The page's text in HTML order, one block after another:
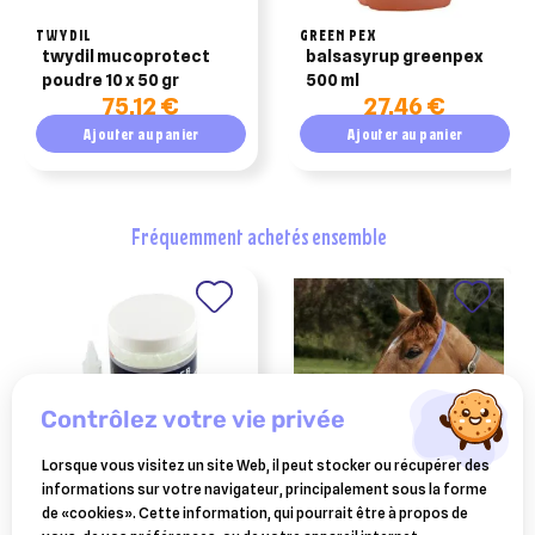
TWYDIL
twydil mucoprotect
poudre 10 x 50 gr
75,12 €
Ajouter au panier
GREEN PEX
balsasyrup greenpex
500 ml
27,46 €
Ajouter au panier
fréquemment achetés ensemble
GREEN PEX
balsaneb aerosol unidose
GREEN PEX
top-mask pour nébulisateur
contrôlez votre vie privée
Lorsque vous visitez un site Web, il peut stocker ou récupérer des
informations sur votre navigateur, principalement sous la forme
de «cookies». Cette information, qui pourrait être à propos de